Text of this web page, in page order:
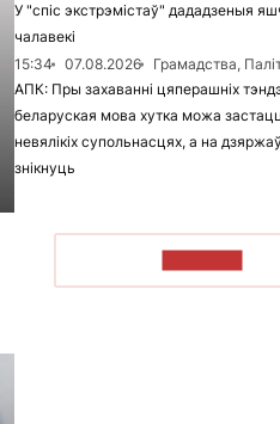
У "спіс экстрэмістаў" дададзеныя
чалавекі
15:34
07.08.2026
Грамадства,
АПК: Пры захаванні цяперашніх
беларуская мова хутка можа
невялікіх супольнасцях, а на
знікнуць